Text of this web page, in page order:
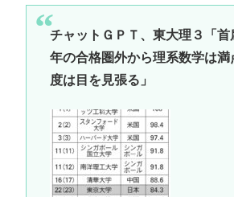
チャットＧＰＴ、東大理３「
年の合格圏外から理系数学は満
度は目を見張る」